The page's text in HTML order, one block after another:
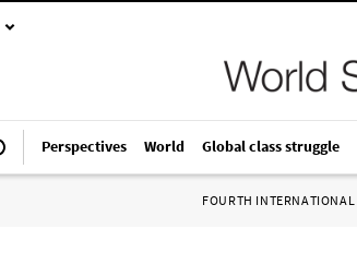
Perspectives World Global class struggle
FOURTH INTERNATIONAL